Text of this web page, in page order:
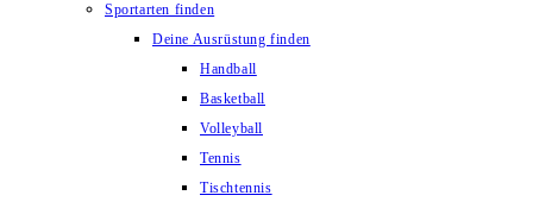
Sportarten finden
Deine Ausrüstung finden
Handball
Basketball
Volleyball
Tennis
Tischtennis